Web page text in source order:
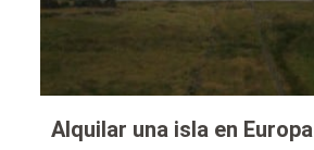
Alquilar una isla en Europa